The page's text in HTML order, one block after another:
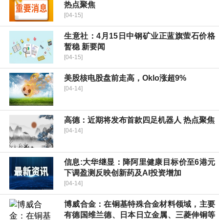
热点聚焦
[04-15]
生意社：4月15日中钢矿业正蓝旗萤石价格
暂稳 新要闻
[04-15]
美股核电股盘前走高，Oklo涨超9%
[04-14]
高德：近期将发布首款四足机器人 热点聚焦
[04-14]
信息:大华继显：降阿里健康目标价至6港元
下调盈测反映创新药及AI投资增加
[04-14]
博威合金：在铜基特殊合金材料领域，主要
有德国维兰德、日本日立金属、三菱伸铜等